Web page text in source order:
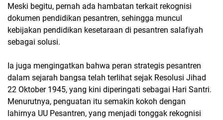
Meski begitu, pernah ada hambatan terkait rekognisi
dokumen pendidikan pesantren, sehingga muncul
kebijakan pendidikan kesetaraan di pesantren salafiyah
sebagai solusi.
Ia juga mengingatkan bahwa peran strategis pesantren
dalam sejarah bangsa telah terlihat sejak Resolusi Jihad
22 Oktober 1945, yang kini diperingati sebagai Hari Santri.
Menurutnya, penguatan itu semakin kokoh dengan
lahirnya UU Pesantren, yang menjadi tonggak rekognisi